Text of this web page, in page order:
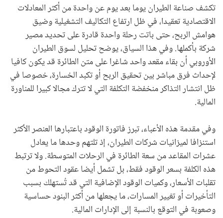
تكشف صناعة الطيران يوما بعد يوم عن واحدة من أكثر المعادلات
الاقتصادية تعقيدا، في ظل ارتفاع التكاليف التشغيلية وضيق
هوامش الربح، حتى باتت رحلة واحدة قادرة على تحديد مصير
شركة بأكملها. وفي هذا السياق، يوضح تحليل لسوق الطيران
الأوروبي أن بقاء مقعد واحد شاغرا على متن الطائرة قد يكون كافيا
لإحداث فرق مباشر بين تحقيق الربح أو تكبد الخسارة، خصوصا في
ظل انتشار التذاكر منخفضة التكلفة التي لا تترك مجالا كبيرا للمناورة
المالية.
وفي مقدمة هذه الأعباء، تبرز فاتورة الوقود باعتبارها العنصر الأكثر
استنزافا لميزانيات شركات الطيران، إذ تلتهم وحدها ما يعادل
عشرات المقاعد من سعة الطائرة في الرحلات المتوسطة. ولا ترتبط
هذه الكلفة بسعر الوقود فقط، بل تشمل أيضا عقود التحوط من
تقلبات الأسعار، وكميات الوقود الإضافية التي قد تُستهلك بسبب
التأخيرات أو تغيير المسارات، ما يجعلها من أكثر البنود حساسية
وصعوبة في التوقع بالنسبة إلى الإدارات المالية.